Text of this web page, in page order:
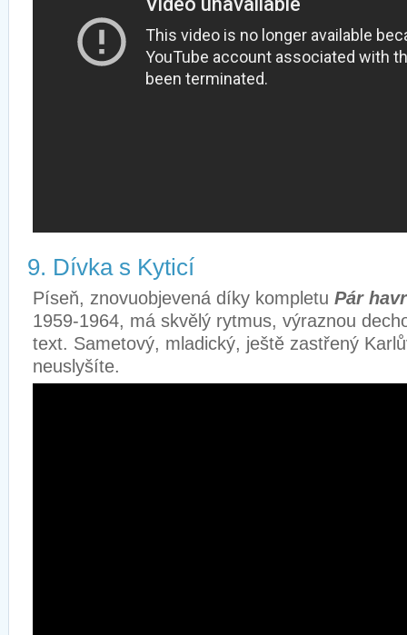
9. Dívka s Kyticí
Píseň, znovuobjevená díky kompletu Pár
1959-1964, má skvělý rytmus, výraznou
text. Sametový, mladický, ještě zastřený
neuslyšíte.